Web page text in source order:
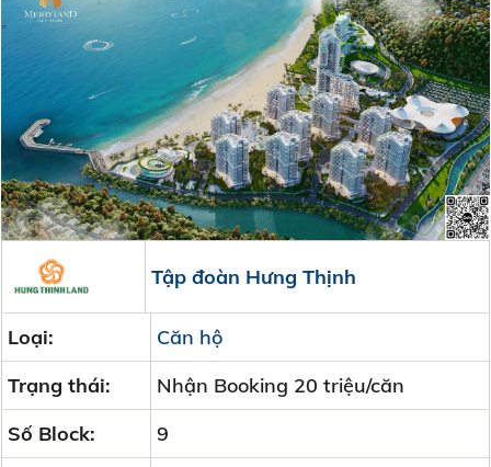
Tập đoàn Hưng Thịnh
Loại:
Căn hộ
Trạng thái:
Nhận Booking 20 triệu/căn
Số Block:
9